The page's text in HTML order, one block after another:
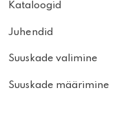
Kataloogid
Juhendid
Suuskade valimine
Suuskade määrimine